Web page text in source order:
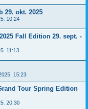
29. okt. 2025
10:24
Fall Edition 29. sept. -
11:13
15:23
Tour Spring Edition
20:30